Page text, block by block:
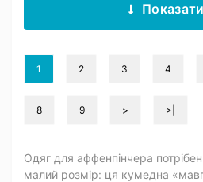
1 2 3 4
8 9 > >|
Одяг для аффенпінчера
малий розмір: ця кумедна